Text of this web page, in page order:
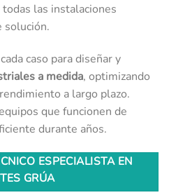
las instalaciones
solución.
caso para diseñar y
a medida, optimizando
a largo plazo.
que funcionen de
durante años.
ESPECIALISTA EN
GRÚA